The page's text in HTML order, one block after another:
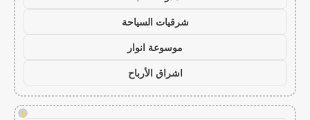
شرقيات السياحة
موسوعة انوار
اشراق الأرباح
!